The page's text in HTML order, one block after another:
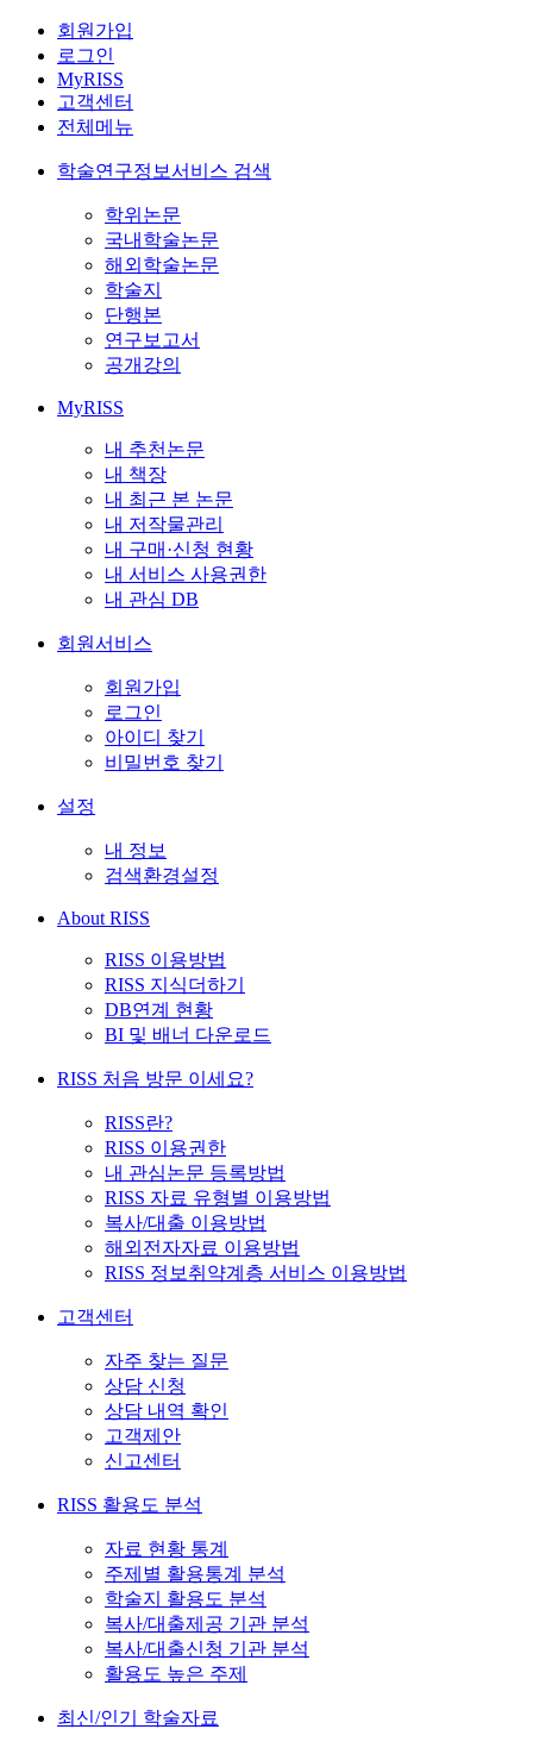
회원가입
로그인
MyRISS
고객센터
전체메뉴
학술연구정보서비스 검색
학위논문
국내학술논문
해외학술논문
학술지
단행본
연구보고서
공개강의
MyRISS
내 추천논문
내 책장
내 최근 본 논문
내 저작물관리
내 구매·신청 현황
내 서비스 사용권한
내 관심 DB
회원서비스
회원가입
로그인
아이디 찾기
비밀번호 찾기
설정
내 정보
검색환경설정
About RISS
RISS 이용방법
RISS 지식더하기
DB연계 현황
BI 및 배너 다운로드
RISS 처음 방문 이세요?
RISS란?
RISS 이용권한
내 관심논문 등록방법
RISS 자료 유형별 이용방법
복사/대출 이용방법
해외전자자료 이용방법
RISS 정보취약계층 서비스 이용방법
고객센터
자주 찾는 질문
상담 신청
상담 내역 확인
고객제안
신고센터
RISS 활용도 분석
자료 현황 통계
주제별 활용통계 분석
학술지 활용도 분석
복사/대출제공 기관 분석
복사/대출신청 기관 분석
활용도 높은 주제
최신/인기 학술자료